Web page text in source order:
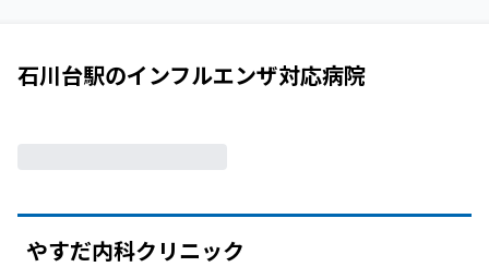
石川台駅のインフルエンザ対応病院
やすだ内科クリニック